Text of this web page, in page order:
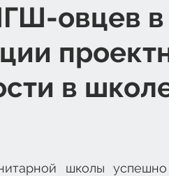
овцев в
в
школы